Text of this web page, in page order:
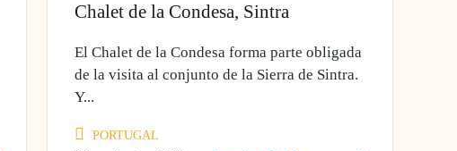
Chalet de la Condesa, Sintra
El Chalet de la Condesa forma parte obligada
de la visita al conjunto de la Sierra de Sintra.
Y...
PORTUGAL